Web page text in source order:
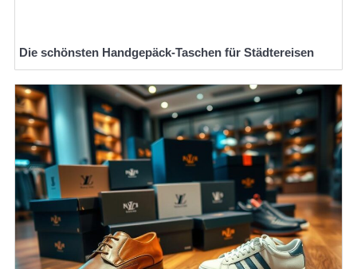
Die schönsten Handgepäck-Taschen für Städtereisen